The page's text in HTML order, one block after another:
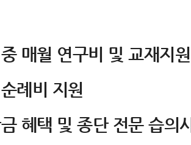
매월 연구비 및 교재지원
례비 지원
혜택 및 종단 전문 습의